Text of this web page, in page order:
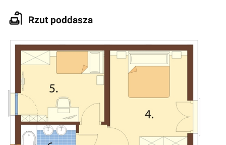
Rzut poddasza